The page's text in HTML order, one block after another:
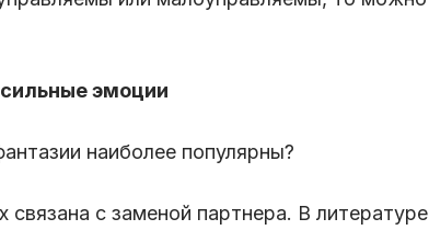
эмоции
наиболее популярны?
с заменой партнера. В литературе